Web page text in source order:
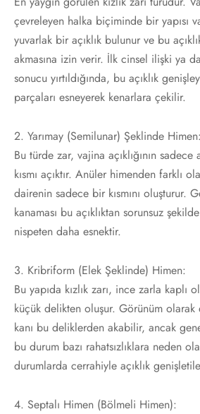
çevreleyen halka biçiminde bir yapısı
yuvarlak bir açıklık bulunur ve bu
akmasına izin verir. İlk cinsel ilişki ya
sonucu yırtıldığında, bu açıklık
parçaları esneyerek kenarlara çekilir.
2. Yarımay (Semilunar) Şeklinde Himen:
Bu türde zar, vajina açıklığının sadece
kısmı açıktır. Anüler himenden farklı
dairenin sadece bir kısmını oluşturur.
kanaması bu açıklıktan sorunsuz
nispeten daha esnektir.
3. Kribriform (Elek Şeklinde) Himen:
Bu yapıda kızlık zarı, ince zarla kaplı
küçük delikten oluşur. Görünüm
kanı bu deliklerden akabilir, ancak
bu durum bazı rahatsızlıklara neden
durumlarda cerrahiyle açıklık
4. Septalı Himen (Bölmeli Himen):